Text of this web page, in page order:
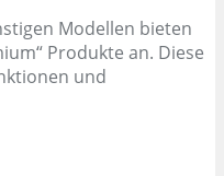
Modellen bieten
Produkte an. Diese
und